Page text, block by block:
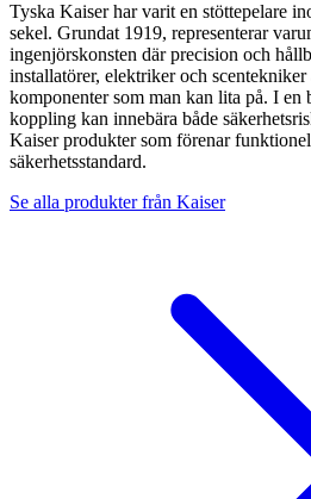
Tyska Kaiser har varit en stöttepelare
sekel. Grundat 1919, representerar
ingenjörskonsten där precision och
installatörer, elektriker och
komponenter som man kan lita på. I en
koppling kan innebära både
Kaiser produkter som förenar
säkerhetsstandard.
Se alla produkter från Kaiser